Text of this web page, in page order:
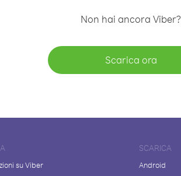
Non hai ancora Viber?
Scarica ora
su Viber
SCARICA
Android